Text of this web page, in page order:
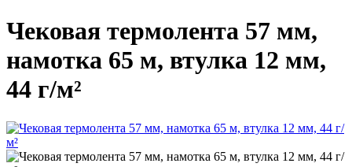
Чековая термолента 57 мм,
намотка 65 м, втулка 12 мм,
44 г/м²